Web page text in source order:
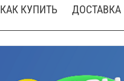
КАК КУПИТЬ ДОСТАВКА